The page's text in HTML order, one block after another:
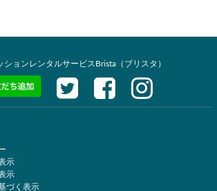
ョンレンタルサービスBrista（ブリスタ）
示
示
づく表示